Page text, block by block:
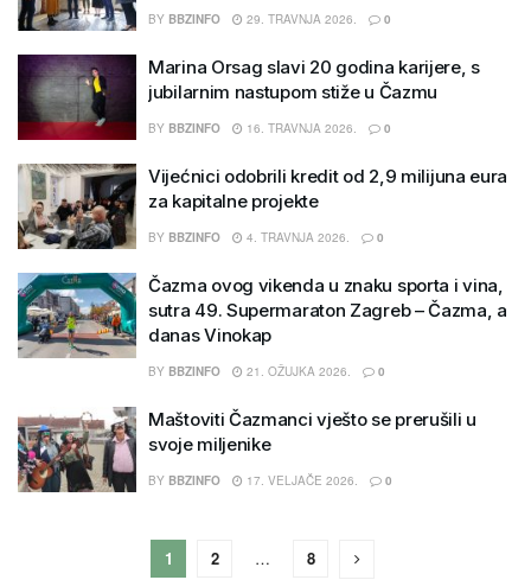
BY BBZINFO 29. TRAVNJA 2026. 0
Marina Orsag slavi 20 godina karijere, s
jubilarnim nastupom stiže u Čazmu
BY BBZINFO 16. TRAVNJA 2026. 0
Vijećnici odobrili kredit od 2,9 milijuna eura
za kapitalne projekte
BY BBZINFO 4. TRAVNJA 2026. 0
Čazma ovog vikenda u znaku sporta i vina,
sutra 49. Supermaraton Zagreb – Čazma, a
danas Vinokap
BY BBZINFO 21. OŽUJKA 2026. 0
Maštoviti Čazmanci vješto se prerušili u
svoje miljenike
BY BBZINFO 17. VELJAČE 2026. 0
1 2 … 8